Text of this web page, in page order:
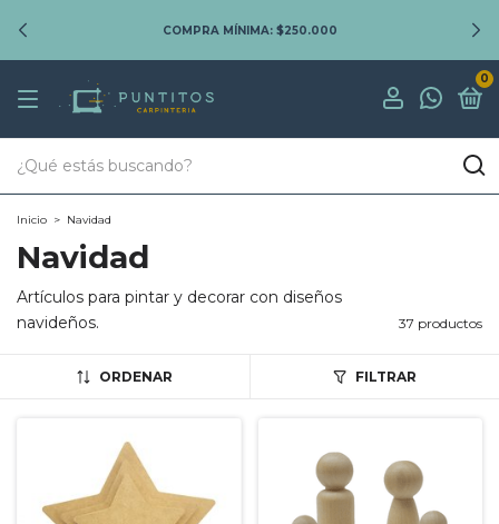
COMPRA MÍNIMA: $250.000
0
Inicio > Navidad
Navidad
Artículos para pintar y decorar con diseños
navideños.
37 productos
ORDENAR FILTRAR